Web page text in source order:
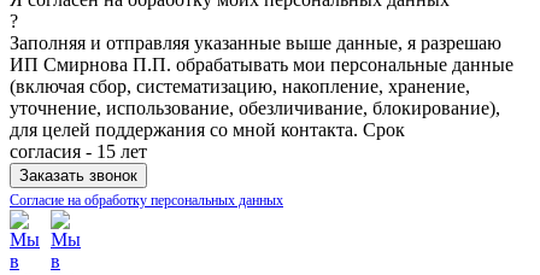
?
Заполняя и отправляя указанные выше данные, я разрешаю
ИП Смирнова П.П. обрабатывать мои персональные данные
(включая сбор, систематизацию, накопление, хранение,
уточнение, использование, обезличивание, блокирование),
для целей поддержания со мной контакта. Срок
согласия - 15 лет
Согласие на обработку персональных данных